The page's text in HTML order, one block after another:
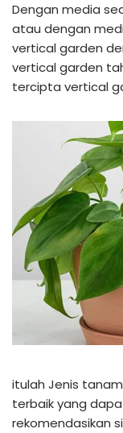
Dengan media
atau dengan
vertical garden
vertical garden
tercipta vertical
itulah Jenis
terbaik yang
rekomendasikan